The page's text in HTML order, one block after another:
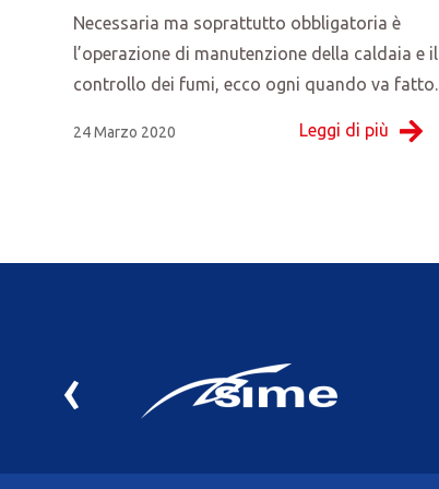
Necessaria ma soprattutto obbligatoria è
l’operazione di manutenzione della caldaia e il
controllo dei fumi, ecco ogni quando va fatto.
24 Marzo 2020 Leggi di più
‹